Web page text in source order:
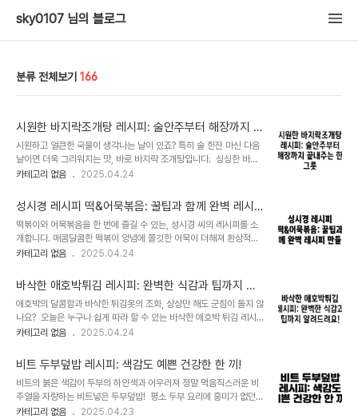
sky0107 님의 블로그
분류 전체보기 166
시원한 바지락조개탕 레시피: 술안주부터 해장까지 끝
내주는 한 그릇
시원하고 얼큰한 국물이 생각나는 날이 있죠? 특히 술 한잔 마신 다음
날이면 더욱 그리워지는 맛, 바로 바지락 조개탕입니다. 싱싱한 바지
락의 감칠맛과 칼칼한 양념이 어우러진 국물은 속을 시원하게 풀어주
수 있는 바지락 조개탕 레시피와 함께, 더욱 맛있게 즐기는 팁들을 알
려드릴게요. 어떤 재료를 사용해야 더욱 시원하고 칼칼한 맛을 낼 수
있는지, 또 어떤 팁들을 활용하면 더욱 맛있는 바지락 조개탕을 만들
수 있는지 자세하게 알아보도록 하겠습니다. 바지락 손질하는 방법, 제
대로 알고 시작하세요 싱싱한 바지락을 고르는 것부터가 바지락 조개
단하며, 손으로 만졌을 때 무게감..
카테고리 없음 2025.04.24
성시경 레시피 떡&어묵볶음: 꿀팁과 함께 완벽 레시
피 만들기
떡볶이와 어묵볶음을 한 번에 즐길 수 있는, 성시경 씨의 레시피를 소
개합니다. 매콤달콤한 떡볶이 양념에 쫄깃한 어묵이 더해져 환상적인
맛을 자랑하는데요. 집에서 간편하게 만들 수 있으니, 이번 주말에 도
레시피의 핵심은 바로 양념입니다. 단순히 고추장과 고춧가루만 넣는
것이 아니라, 다양한 재료를 넣어 풍부한 맛을 내는 것이 특징이에요.
레시피를 보면 설탕과 간장, 그리고 마늘과 생강을 넣어 감칠맛을 더하
고, 맛술이나 올리고당을 넣어 양념의 농도와 윤기를 조절하는 것을 볼
수 있습니다. 저는 처음에 맛술 대신 물엿을 넣었더니 좀 끈적이는 느
다고 생각했어요. 그리고..
카테고리 없음 2025.04.24
바삭한 애호박튀김 레시피: 완벽한 식감과 팁까지 알
려드려요!
애호박의 달콤함과 바삭한 튀김옷의 조화, 상상만 해도 군침이 돌지 않
나요? 오늘은 누구나 쉽게 따라 할 수 있는 바삭한 애호박 튀김 레시
피를 자세히 알려드릴게요. 재료 손질부터 튀김 과정, 그리고 맛있게
는 팁은 무엇일까요? 싱싱한 애호박을 고르는 것은 맛있는 튀김의 첫
걸음이에요. 마트에 가면 애호박 종류가 다양한데요, 겉이 매끄럽고
윤기가 있으며 단단한 것을 선택하는 것이 좋아요. 눌렀을 때 단단하
고 탄력이 느껴지는 애호박이 신선하고 맛도 좋답니다. 혹시 표면에
상처나 흠집이 있는 애호박은 피하는 것이 좋고요, 크기는 요리에 맞
카테고리 없음 2025.04.24
비트 두부덮밥 레시피: 색감도 예쁜 건강한 한 끼!
비트의 붉은 색감이 두부의 하얀색과 어우러져 정말 먹음직스러운 비
주얼을 자랑하는 비트넣은 두부덮밥! 평소 두부 요리에 흥미가 없던
분들도 한 번쯤 만들어 보고 싶은 욕심이 생길 만큼 매력적인 메뉴죠.
카테고리 없음 2025.04.23